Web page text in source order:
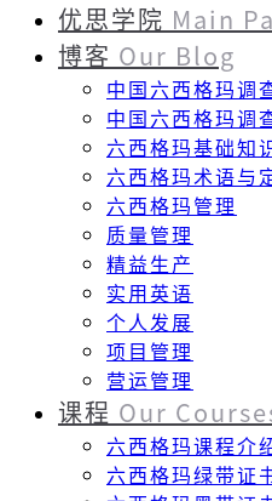
优思学院 Main
博客 Our Blog
中国六西格玛调
中国六西格玛调
六西格玛基础知
六西格玛术语与
六西格玛管理
质量管理
精益生产
实用英语
个人发展
项目管理
营运管理
课程 Our
六西格玛课程介
六西格玛绿带证